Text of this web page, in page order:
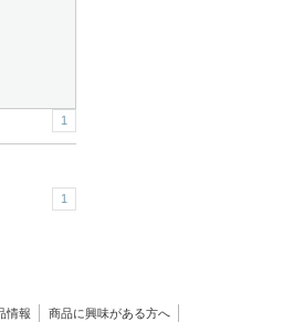
1
1
情報 商品に興味がある方へ